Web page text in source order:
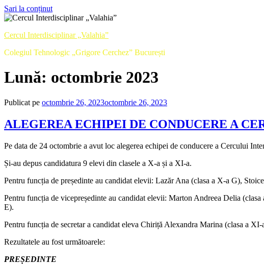
Sari la conținut
Cercul Interdisciplinar „Valahia”
Colegiul Tehnologic „Grigore Cerchez” București
Lună: octombrie 2023
Publicat pe octombrie 26, 2023octombrie 26, 2023
ALEGEREA ECHIPEI DE CONDUCERE A
Pe data de 24 octombrie a avut loc alegerea echipei de conducere a Cercului
Și-au depus candidatura 9 elevi din clasele a X-a și a XI-a.
Pentru funcția de președinte au candidat elevii: Lazăr Ana (clasa a X-a G),
Pentru funcția de vicepreședinte au candidat elevii: Marton Andreea Delia
E).
Pentru funcția de secretar a candidat eleva Chiriță Alexandra Marina (clasa a XI-
Rezultatele au fost următoarele:
PREȘEDINTE